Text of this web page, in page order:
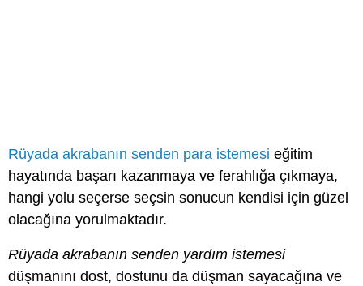
Rüyada akrabanın senden para istemesi eğitim
hayatında başarı kazanmaya ve ferahlığa çıkmaya,
hangi yolu seçerse seçsin sonucun kendisi için güzel
olacağına yorulmaktadır.
Rüyada akrabanın senden yardım istemesi
düşmanını dost, dostunu da düşman sayacağına ve